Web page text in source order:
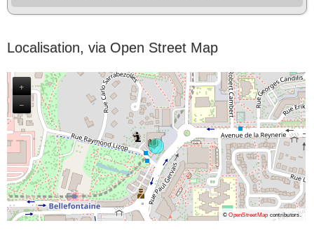
Localisation, via Open Street Map
+
−
©OpenStreetMap contributors.